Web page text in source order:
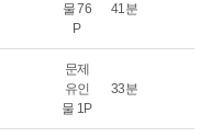
물 76
P
41분
문제
유인
물 1P
33분